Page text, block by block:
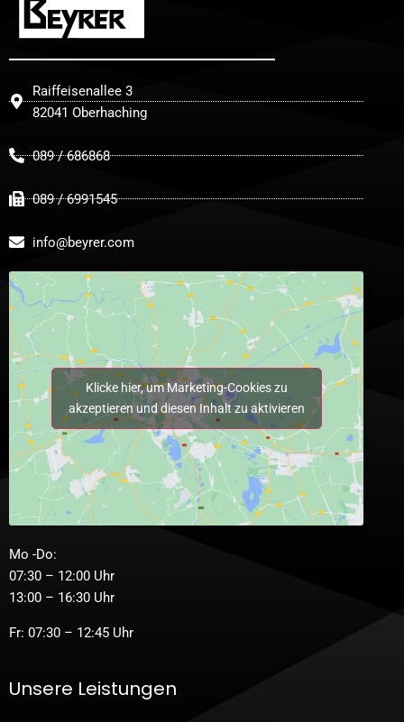
Raiffeisenallee 3
82041 Oberhaching
089 / 686868
089 / 6991545
info@beyrer.com
Klicke hier, um Marketing-Cookies zu
akzeptieren und diesen Inhalt zu aktivieren
Mo -Do:
07:30 – 12:00 Uhr
13:00 – 16:30 Uhr
Fr: 07:30 – 12:45 Uhr
Unsere Leistungen